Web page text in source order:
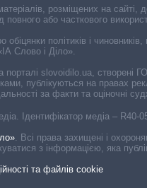
Ідентифікатор медіа – R40-
. Всі права захищені і
з інформацією, яка
та файлів cookie
розміщених на
повного або часткового
обіцянки політиків і
Слово і Діло».
порталі slovoidilo.ua,
публікуються на правах
за факти та оціночні